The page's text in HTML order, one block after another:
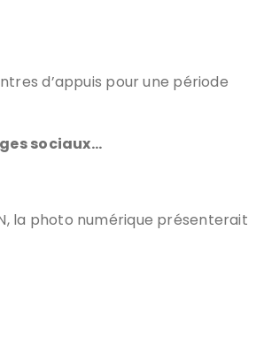
d’appuis pour une période
sociaux…
la photo numérique présenterait